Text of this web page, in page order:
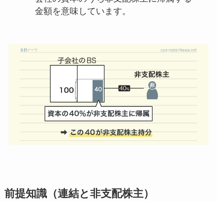
金額を意味しています。
前提知識（連結と非支配株主）